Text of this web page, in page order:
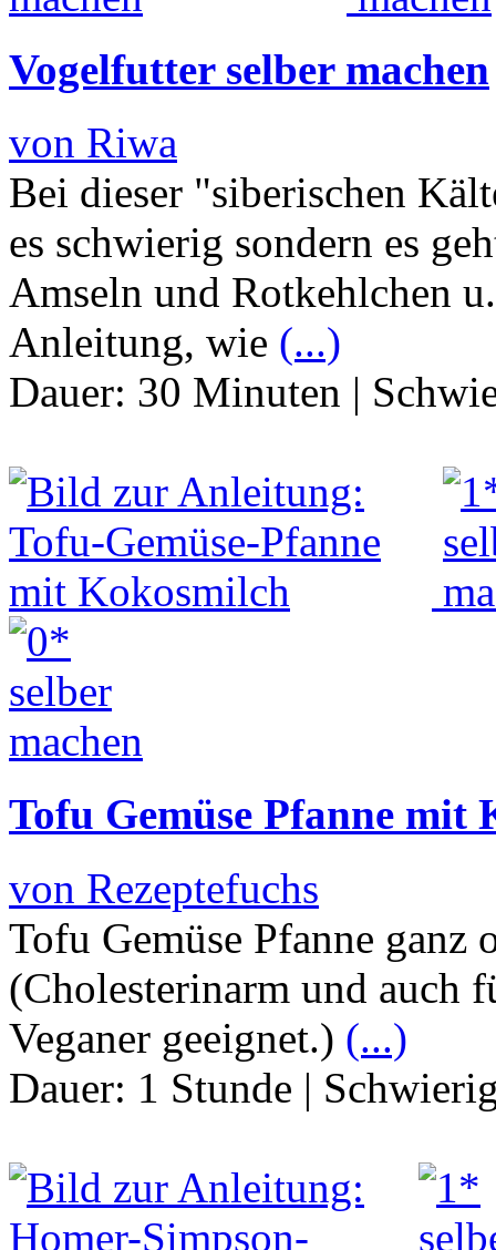
Vogelfutter selber machen
von Riwa
Bei dieser "siberischen
es schwierig sondern es
Amseln und Rotkehlchen
Anleitung, wie (...)
Dauer: 30 Minuten |
Tofu Gemüse Pfanne mit
von Rezeptefuchs
Tofu Gemüse Pfanne ganz
(Cholesterinarm und auch
Veganer geeignet.) (...)
Dauer: 1 Stunde |